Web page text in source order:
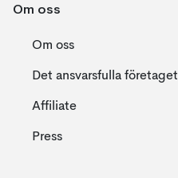
Om oss
Om oss
Det ansvarsfulla företaget
Affiliate
Press